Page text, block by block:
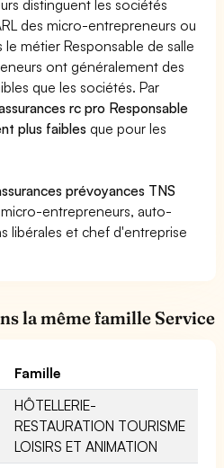
distinguent les sociétés
des micro-entrepreneurs ou
métier Responsable de salle
ont généralement des
que les sociétés. Par
rc pro Responsable
plus faibles que pour les
prévoyances TNS
entrepreneurs, auto-
libérales et chef d'entreprise
la même famille Service
Famille
HÔTELLERIE-
RESTAURATION TOURISME
LOISIRS ET ANIMATION